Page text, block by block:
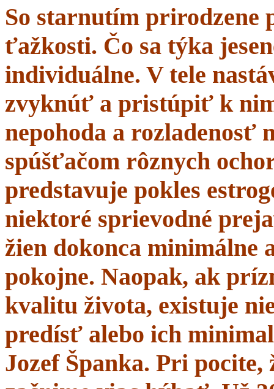
So starnutím prirodzene
ťažkosti. Čo sa týka
individuálne. V tele
zvyknúť a pristúpiť k
nepohoda a
spúšťačom rôznych
predstavuje pokles
niektoré sprievodné
žien dokonca minimálne
pokojne. Naopak, ak
kvalitu života, existuje
predísť alebo ich
Jozef Španka. Pri